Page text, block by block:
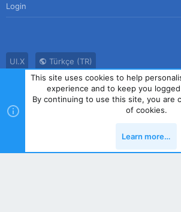
Login
UI.X
Türkçe (TR)
Bize Ulaşın
Kullanım Sözleşmesi Gizlilik
Ana Sayfa
R
S
This site uses cookies to help
experience and to keep you
By continuing to use this site, you are
of cookies.
Learn more…